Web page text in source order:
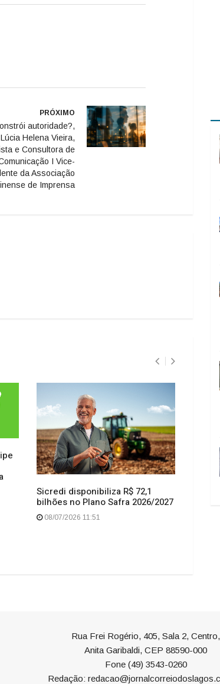
PRÓXIMO
autoridade?,
Helena Vieira,
e Consultora de
I Vice-
da Associação
de Imprensa
Sicredi disponibiliza R$ 72,1
bilhões no Plano Safra 2026/2027
08/07/2026 11:51
Rua Frei Rogério, 405, Sala 2, Centro,
Anita Garibaldi, CEP 88590-000
Fone (49) 3543-0260
Redação: